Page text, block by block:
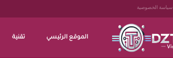
سياسة الخصوصية
الموقع الرئيسي تقنية